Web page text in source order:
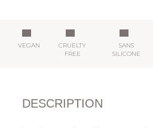
VEGAN
CRUELTY
FREE
SANS
SILICONE
DESCRIPTION